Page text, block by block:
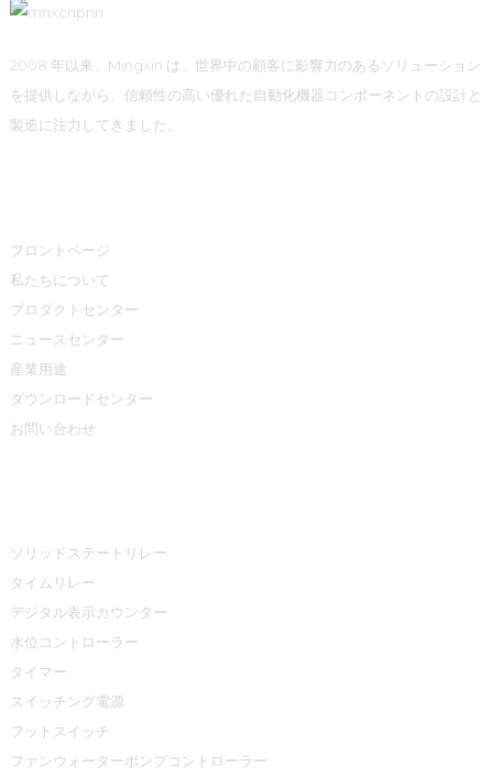
2008 年以来、Mingxin は、世界中の顧客に影響力のあるソリューション
を提供しながら、信頼性の高い優れた自動化機器コンポーネントの設計と
製造に注力してきました。
フロントページ
私たちについて
プロダクトセンター
ニュースセンター
産業用途
ダウンロードセンター
お問い合わせ
ソリッドステートリレー
タイムリレー
デジタル表示カウンター
水位コントローラー
タイマー
スイッチング電源
フットスイッチ
ファンウォーターポンプコントローラー